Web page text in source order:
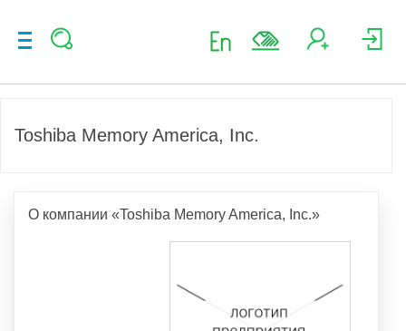
Toshiba Memory America, Inc.
О компании «Toshiba Memory America, Inc.»